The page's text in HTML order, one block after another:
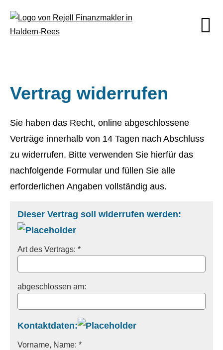
Vertrag widerrufen
Sie haben das Recht, online abgeschlossene
Verträge innerhalb von 14 Tagen nach Abschluss
zu widerrufen. Bitte verwenden Sie hierfür das
nachfolgende Formular und füllen Sie alle
erforderlichen Angaben vollständig aus.
Dieser Vertrag soll widerrufen werden:
Art des Vertrags: *
abgeschlossen am:
Kontaktdaten:
Vorname, Name: *